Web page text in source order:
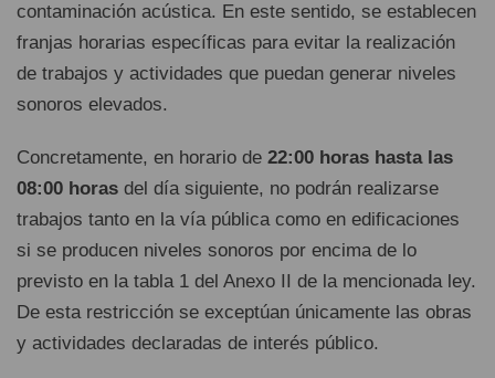
contaminación acústica. En este sentido, se establecen
franjas horarias específicas para evitar la realización
de trabajos y actividades que puedan generar niveles
sonoros elevados.
Concretamente, en horario de 22:00 horas hasta las
08:00 horas del día siguiente, no podrán realizarse
trabajos tanto en la vía pública como en edificaciones
si se producen niveles sonoros por encima de lo
previsto en la tabla 1 del Anexo II de la mencionada ley.
De esta restricción se exceptúan únicamente las obras
y actividades declaradas de interés público.